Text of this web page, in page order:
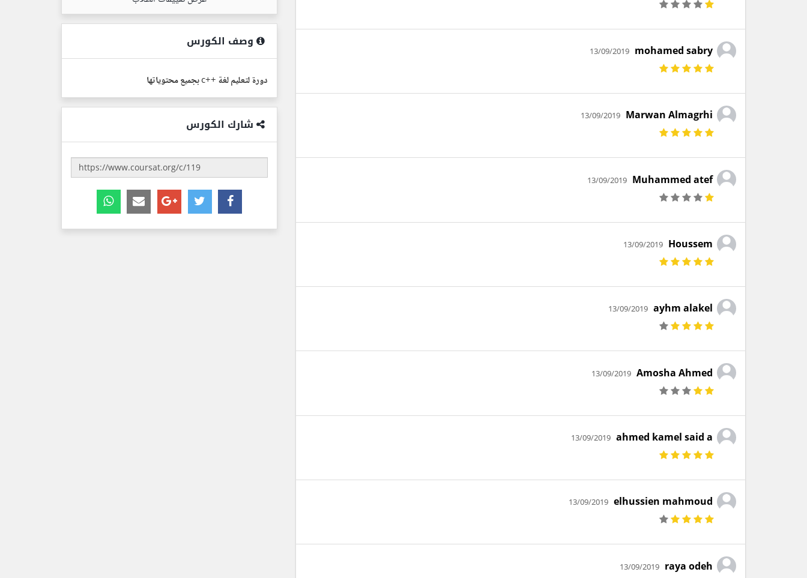
mohamed sabry
13/09/2019
Marwan Almagrhi
13/09/2019
Muhammed atef
13/09/2019
Houssem
13/09/2019
ayhm alakel
13/09/2019
Amosha Ahmed
13/09/2019
ahmed kamel said a
13/09/2019
elhussien mahmoud
13/09/2019
raya odeh
13/09/2019
وصف الكورس
دورة لتعليم لغة ++c بجميع محتوياتها
شارك الكورس